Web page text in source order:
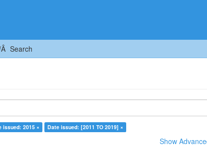
Search
issued: 2015 × Date issued: [2011 TO 2019] ×
Show